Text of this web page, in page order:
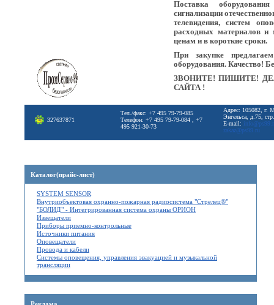
Поставка
сигнализации
телевидения, систем
расходных материалов и
ценам и в короткие сроки.
При закупке
оборудования. Качество!
ЗВОНИТЕ! ПИШИТЕ!
САЙТА !
327637871
Тел./факс: +7 495 79-79-085
Телефон: +7 495 79-79-084 , +7
495 921-30-73
Адрес: 105082, г.
Энгельса, д.75,
E-mail:
zakaz@ps99.ru
Каталог(прайс-лист)
SYSTEM SENSOR
Внутриобъектовая охранно-пожарная радиосистема "Стрелец®"
"БОЛИД" - Интегрированная система охраны ОРИОН
Извещатели
Приборы приемно-контрольные
Источники питания
Оповещатели
Провода и кабели
Системы оповещения, управления эвакуацией и музыкальной
трансляции